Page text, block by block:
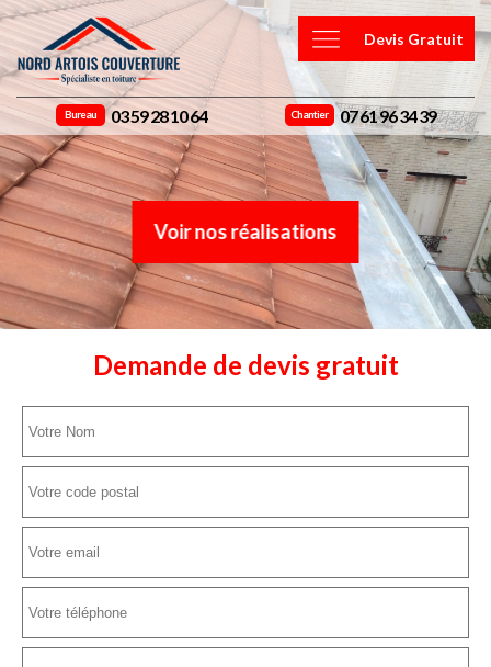
Devis Gratuit
Bureau 03 59 28 10 64 Chantier 07 61 96 34 39
Voir nos réalisations
Demande de devis gratuit